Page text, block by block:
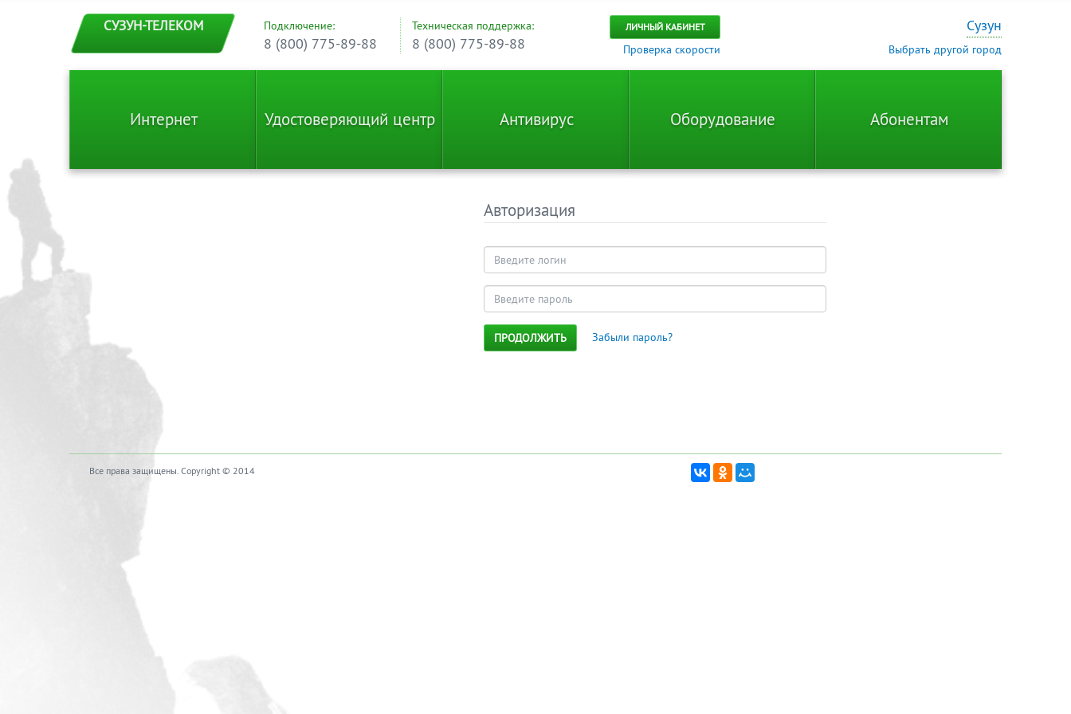
СУЗУН-ТЕЛЕКОМ Подключение:
8 (800) 775-89-88
Техническая поддержка:
8 (800) 775-89-88
ЛИЧНЫЙ КАБИНЕТ
Проверка скорости
Сузун
Выбрать другой город
Интернет Удостоверяющий центр Антивирус Оборудование Абонентам
Авторизация
ПРОДОЛЖИТЬ Забыли пароль?
Все права защищены. Copyright © 2014